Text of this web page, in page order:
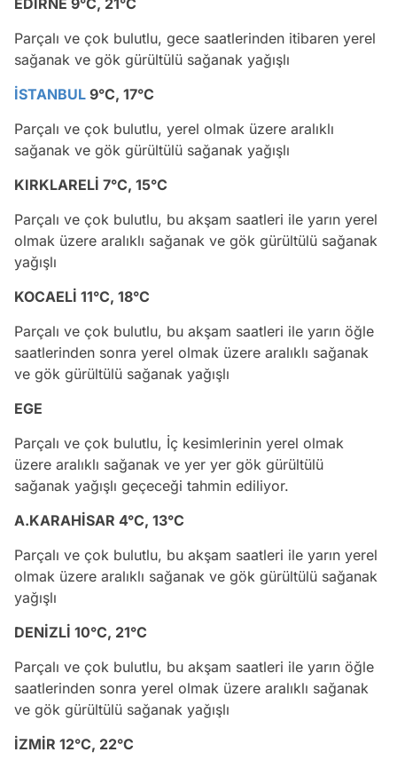
Parçalı ve çok bulutlu, gece saatlerinden itibaren yerel
sağanak ve gök gürültülü sağanak yağışlı
İSTANBUL 9°C, 17°C
Parçalı ve çok bulutlu, yerel olmak üzere aralıklı
sağanak ve gök gürültülü sağanak yağışlı
KIRKLARELİ 7°C, 15°C
Parçalı ve çok bulutlu, bu akşam saatleri ile yarın yerel
olmak üzere aralıklı sağanak ve gök gürültülü sağanak
yağışlı
KOCAELİ 11°C, 18°C
Parçalı ve çok bulutlu, bu akşam saatleri ile yarın öğle
saatlerinden sonra yerel olmak üzere aralıklı sağanak
ve gök gürültülü sağanak yağışlı
EGE
Parçalı ve çok bulutlu, İç kesimlerinin yerel olmak
üzere aralıklı sağanak ve yer yer gök gürültülü
sağanak yağışlı geçeceği tahmin ediliyor.
A.KARAHİSAR 4°C, 13°C
Parçalı ve çok bulutlu, bu akşam saatleri ile yarın yerel
olmak üzere aralıklı sağanak ve gök gürültülü sağanak
yağışlı
DENİZLİ 10°C, 21°C
Parçalı ve çok bulutlu, bu akşam saatleri ile yarın öğle
saatlerinden sonra yerel olmak üzere aralıklı sağanak
ve gök gürültülü sağanak yağışlı
İZMİR 12°C, 22°C